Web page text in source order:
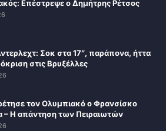
Επέστρεψε ο Δημήτρης Ρέτσος
Σοκ στα 17″, παράπονα, ήττα
στις Βρυξέλλες
τον Ολυμπιακό ο Φρανσίσκο
– Η απάντηση των Πειραιωτών